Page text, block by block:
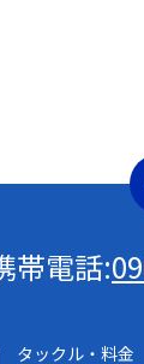
帯電話:
タックル・料金